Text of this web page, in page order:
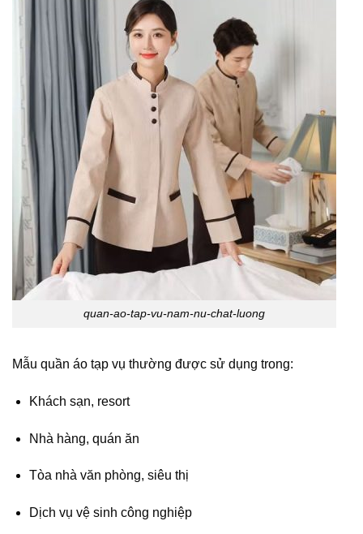
quan-ao-tap-vu-nam-nu-chat-luong
Mẫu quần áo tạp vụ thường được sử dụng trong:
Khách sạn, resort
Nhà hàng, quán ăn
Tòa nhà văn phòng, siêu thị
Dịch vụ vệ sinh công nghiệp